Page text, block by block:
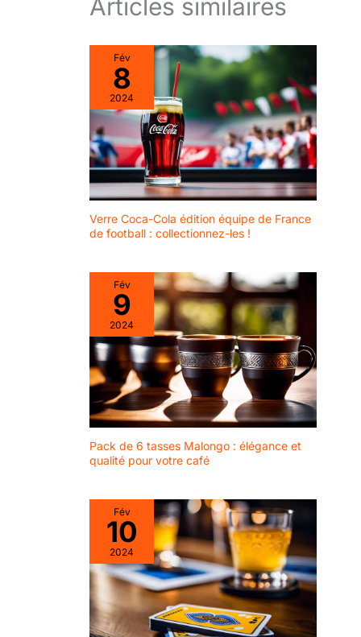
Articles similaires
Fév
8
2024
Verre Coca-Cola édition équipe de France
de football : collectionnez-les !
Fév
9
2024
Pack de 6 tasses Malongo : élégance et
qualité pour votre café
Fév
10
2024